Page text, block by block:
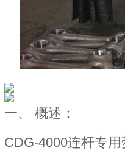
一、 概述：
CDG-4000连杆专